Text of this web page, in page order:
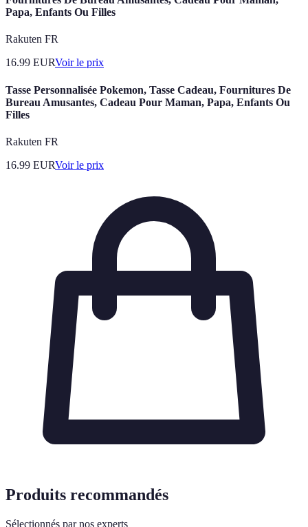
Papa, Enfants Ou Filles
Rakuten FR
16.99 EURVoir le prix
Tasse Personnalisée Pokemon, Tasse Cadeau, Fournitures De
Bureau Amusantes, Cadeau Pour Maman, Papa, Enfants Ou
Filles
Rakuten FR
16.99 EURVoir le prix
Produits recommandés
Sélectionnés par nos experts